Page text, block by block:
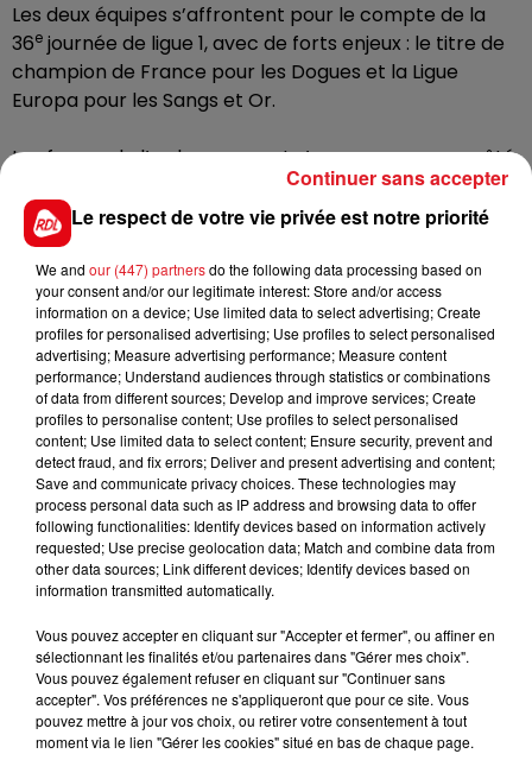
Les deux équipes s’affrontent pour le compte de la
36e journée de ligue 1, avec de forts enjeux : le titre de
champion de France pour les Dogues et la Ligue
Europa pour les Sangs et Or.
Les forces de l’ordre pourront s’appuyer sur un arrêté
préfectoral interdisant la venue des supporters lillois
dans les arrondissements de Lens, Arras, et Béthune.
Les supporters lensois ont de leur côté interdiction de
se déplacer dans les arrondissements d’Arras et de
Béthune. Interdiction également de consommer de
l’alcool sur la voie publique, ainsi que la détention de
pétards et de fumigènes.
Coup d’envoi 21h !
FIL D'ACTUS
15 juillet 2026
Le respect de votre vie privée est notre priorité
We and our (447) partnersdo the following data processing based on
your consent and/or our legitimate interest: Store and/or access
information on a device; Use limited data to select advertising; Create
profiles for personalised advertising; Use profiles to select personalised
advertising; Measure advertising performance; Measure content
performance; Understand audiences through statistics or combinations
of data from different sources; Develop and improve services; Create
profiles to personalise content; Use profiles to select personalised
content; Use limited data to select content; Ensure security, prevent and
detect fraud, and fix errors; Deliver and present advertising and content;
Save and communicate privacy choices. These technologies may
process personal data such as IP address and browsing data to offer
following functionalities: Identify devices based on information actively
requested; Use precise geolocation data; Match and combine data from
other data sources; Link different devices; Identify devices based on
information transmitted automatically.
Vous pouvez accepter en cliquant sur "Accepter et fermer", ou affiner en
sélectionnant les finalités et/ou partenaires dans "Gérer mes choix".
Vous pouvez également refuser en cliquant sur "Continuer sans
accepter". Vos préférences ne s'appliqueront que pour ce site. Vous
pouvez mettre à jour vos choix, ou retirer votre consentement à tout
moment via le lien "Gérer les cookies" situé en bas de chaque page.
Continuer sans accepter